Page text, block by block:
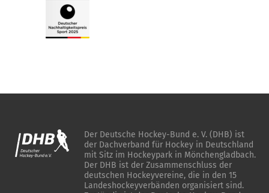
Der Deutsche Hockey-Bund e. V. (DHB) ist
der Dachverband für Hockey in Deutschland
mit Sitz im Hockeypark in Mönchengladbach.
Der DHB ist der Zusammenschluss der
deutschen Hockeyvereine, die in den 15
Landeshockeyverbänden organisiert sind.